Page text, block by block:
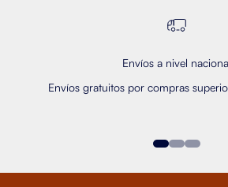
Envíos a nivel
Envíos gratuitos por compras
Ir al artículo 1
Ir al artículo 2
Ir al